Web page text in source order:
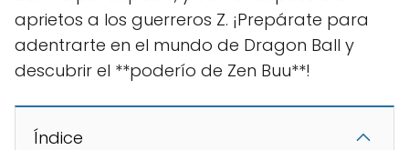
aprietos a los guerreros Z. ¡Prepárate para
adentrarte en el mundo de Dragon Ball y
descubrir el **poderío de Zen Buu**!
Índice